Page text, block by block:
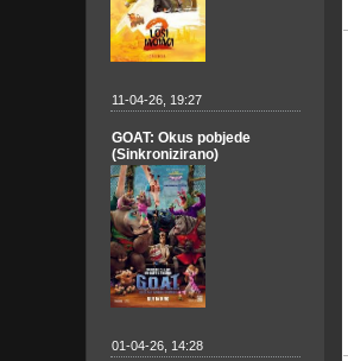
11-04-26, 19:27
GOAT: Okus pobjede
(Sinkronizirano)
01-04-26, 14:28